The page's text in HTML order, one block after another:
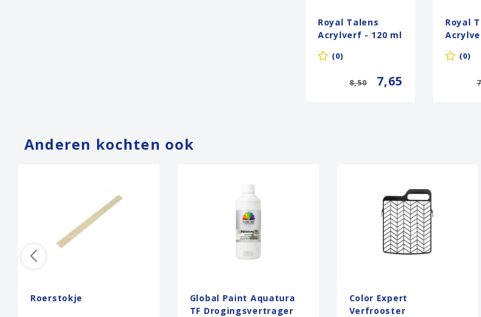
Royal Talens
Acrylverf - 120 ml
- Metallicgeel
831(0)
8,50 7,65
Royal
- Lila
(0)
Anderen kochten ook
Roerstokje
Global Paint Aquatura
TF Drogingsvertrager
Color Expert
Verfrooster